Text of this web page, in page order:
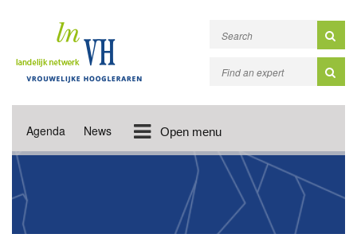
Agenda News Open menu